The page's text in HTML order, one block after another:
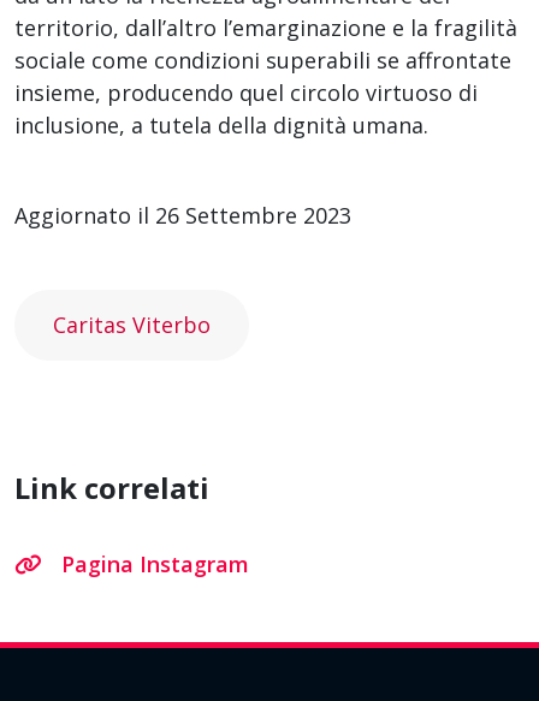
territorio, dall’altro l’emarginazione e la fragilità
sociale come condizioni superabili se affrontate
insieme, producendo quel circolo virtuoso di
inclusione, a tutela della dignità umana.
Aggiornato il 26 Settembre 2023
Caritas Viterbo
Link correlati
Pagina Instagram